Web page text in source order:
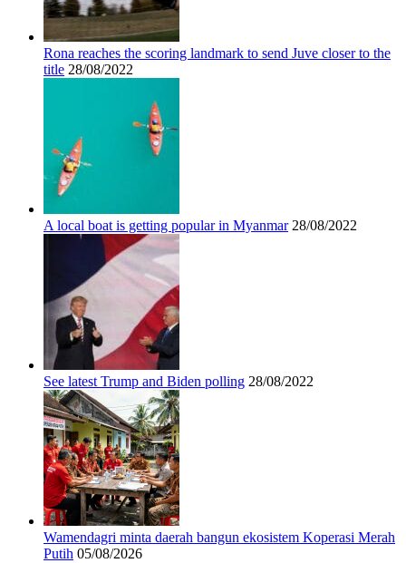
Rona reaches the scoring landmark to send Juve closer to the
title 28/08/2022
A local boat is getting popular in Myanmar 28/08/2022
See latest Trump and Biden polling 28/08/2022
Wamendagri minta daerah bangun ekosistem Koperasi Merah
Putih 05/08/2026